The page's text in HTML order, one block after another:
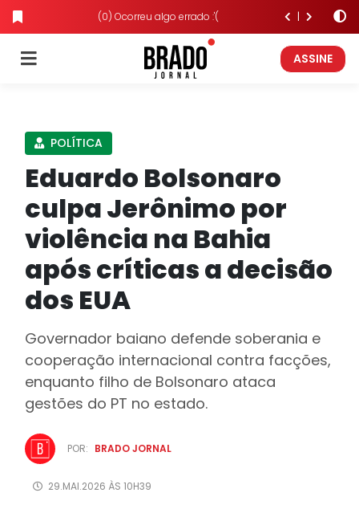
(0) Ocorreu algo errado :'(
ASSINE
POLÍTICA
Eduardo Bolsonaro
culpa Jerônimo por
violência na Bahia
após críticas a decisão
dos EUA
Governador baiano defende soberania e
cooperação internacional contra facções,
enquanto filho de Bolsonaro ataca
gestões do PT no estado.
POR: BRADO JORNAL
29.MAI.2026 ÀS 10H39